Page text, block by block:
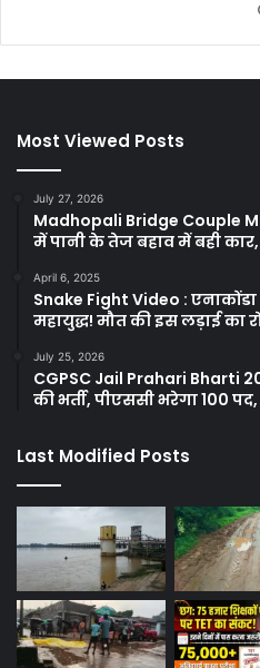
Most Viewed Posts
July 27, 2026
Madhopali Bridge Couple
में पानी के तेज बहाव में बही कार,
April 6, 2025
Snake Fight Video :
महायुद्ध! मौत की इस लड़ाई का
July 25, 2026
CGPSC Jail Prahari Bharti
की भर्ती, पीएससी भरेगा 100
Last Modified Posts